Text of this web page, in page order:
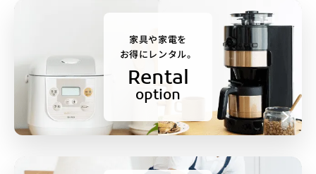
家具や家電を
お得にレンタル。
Rental
option